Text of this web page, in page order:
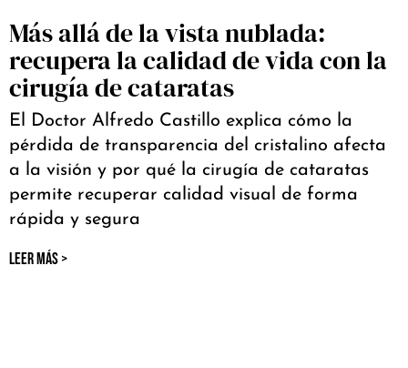
Más allá de la vista nublada:
recupera la calidad de vida con la
cirugía de cataratas
El Doctor Alfredo Castillo explica cómo la
pérdida de transparencia del cristalino afecta
a la visión y por qué la cirugía de cataratas
permite recuperar calidad visual de forma
rápida y segura
LEER MÁS >